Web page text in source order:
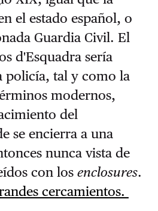
el estado español, o
Guardia Civil. El
d'Esquadra sería
policía, tal y como la
modernos,
del
se encierra a una
nunca vista de
con los enclosures.
cercamientos.